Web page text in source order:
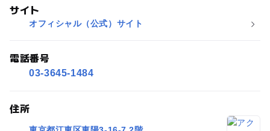
サイト
オフィシャル（公式）サイト
電話番号
03-3645-1484
住所